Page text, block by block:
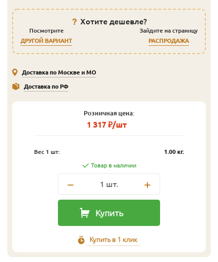
Хотите дешевле?
Посмотрите
ДРУГОЙ ВАРИАНТ
Зайдите на страницу
РАСПРОДАЖА
Доставка по Москве и МО
Доставка по РФ
Розничная цена:
1 317 ₽/шт
Вес 1 шт: 1.00 кг.
Товар в наличии
1 шт.
Купить
Купить в 1 клик